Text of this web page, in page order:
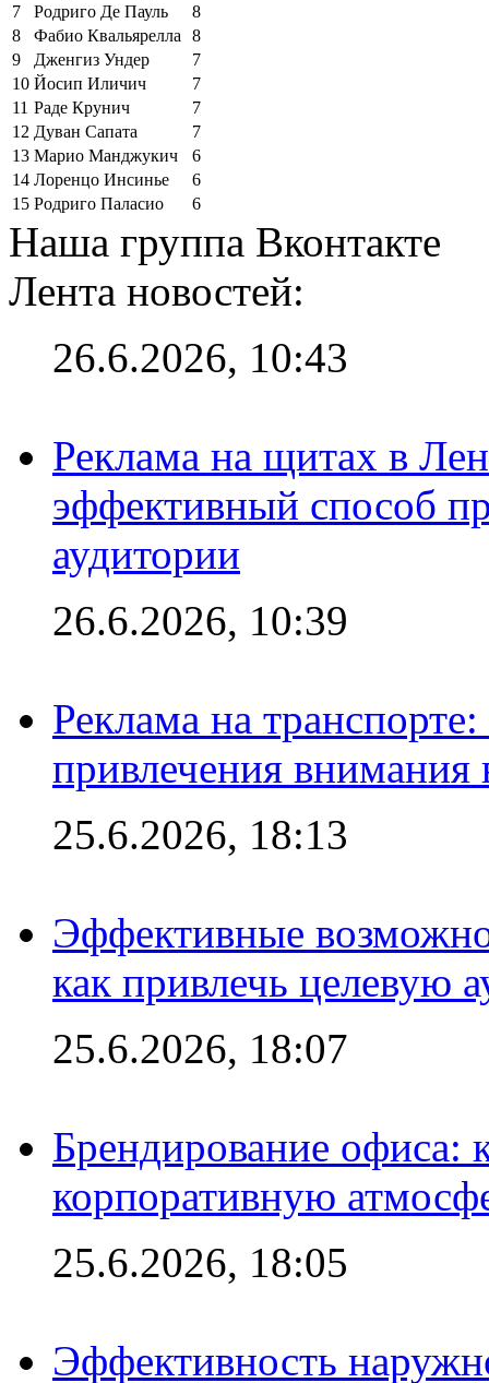
7
Родриго Де Пауль
8
8
Фабио Квальярелла
8
9
Дженгиз Ундер
7
10 Йосип Иличич
7
11 Раде Крунич
7
12 Дуван Сапата
7
13 Марио Манджукич
6
14 Лоренцо Инсинье
6
15 Родриго Паласио 6
Наша группа Вконтакте
Лента новостей:
26.6.2026, 10:43
Реклама на щитах в
эффективный способ
аудитории
26.6.2026, 10:39
Реклама на
привлечения внимания
25.6.2026, 18:13
Эффективные
как привлечь целевую
25.6.2026, 18:07
Брендирование офиса:
корпоративную
25.6.2026, 18:05
Эффективность